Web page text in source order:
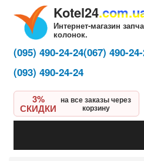
Kotel24
Интернет-магазин
колонок.
3%
СКИДКИ
на все заказы через
корзину
(095) 490-24-24(067) 490-
(093) 490-24-24